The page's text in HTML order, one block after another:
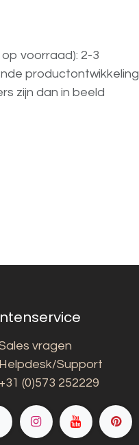
voorraad): 2-3
productontwikkeling
zijn dan in beeld
vragen
Helpdesk/Support
+31 (0)573 252229